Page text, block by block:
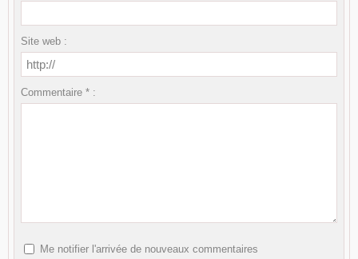
Site web :
Commentaire * :
Me notifier l'arrivée de nouveaux commentaires